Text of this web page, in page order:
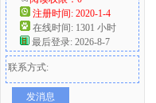
注册时间: 2020-1-4
在线时间: 1301 小时
最后登录: 2026-8-7
联系方式:
发消息